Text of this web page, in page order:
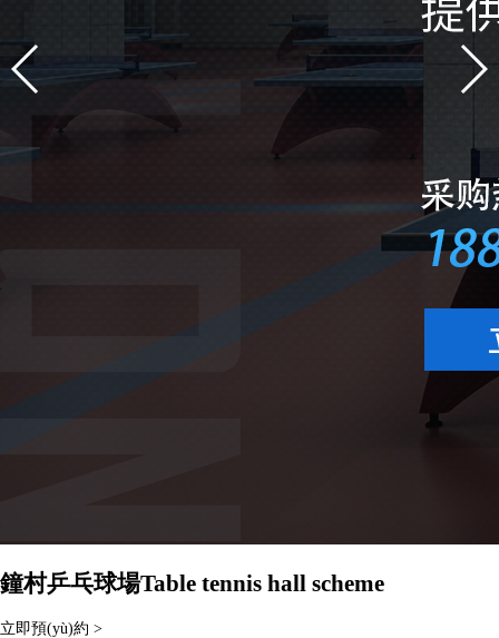
鐘村乒乓球場Table tennis hall scheme
立即預(yù)約 >